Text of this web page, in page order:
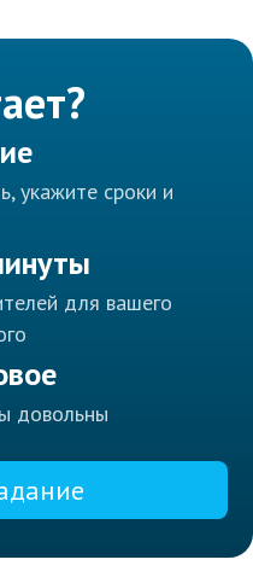
укажите сроки и
для вашего
довольны